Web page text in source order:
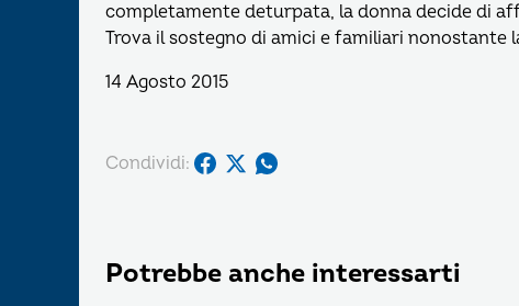
completamente deturpata, la donna decide di
Trova il sostegno di amici e familiari nonostante
14 Agosto 2015
Condividi:
Potrebbe anche interessarti